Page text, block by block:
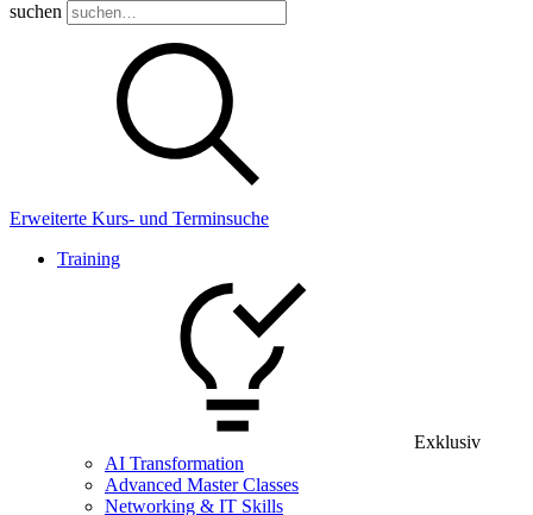
suchen
Erweiterte Kurs- und Terminsuche
Training
Exklusiv
AI Transformation
Advanced Master Classes
Networking & IT Skills